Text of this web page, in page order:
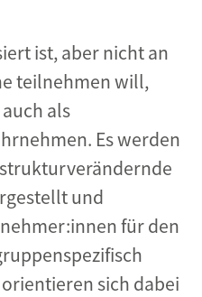
ist, aber nicht an
teilnehmen will,
auch als
Es werden
und
für den
sich dabei